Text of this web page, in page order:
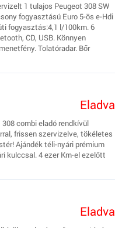
1 tulajos Peugeot 308 SW
fogyasztású Euro 5-ös e-Hdi
fogyasztás:4,1 l/100km. 6
CD, USB. Könnyen
Tolatóradar. Bőr
Eladva
combi eladó rendkívül
frissen szervizelve, tökéletes
Ajándék téli-nyári prémium
kulccsal. 4 ezer Km-el ezelőtt
Eladva